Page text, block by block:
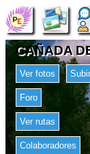
CAÑADA
Ver fotos
Foro
Ver rutas
Colaboradores